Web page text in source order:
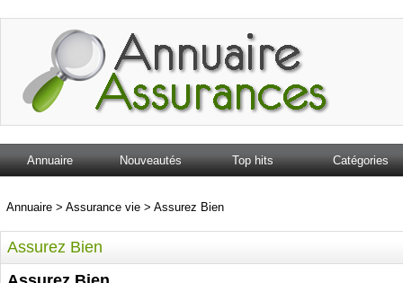
Annuaire Nouveautés Top hits Catégories
Annuaire > Assurance vie > Assurez Bien
Assurez Bien